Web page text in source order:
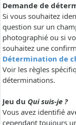
Demande de
Si vous souhaitez
question sur un
photographié ou si
souhaitez une
Détermination de
Voir les règles
déterminations.
Jeu du Qui suis-je ?
Vous avez identifié
cependant toujours